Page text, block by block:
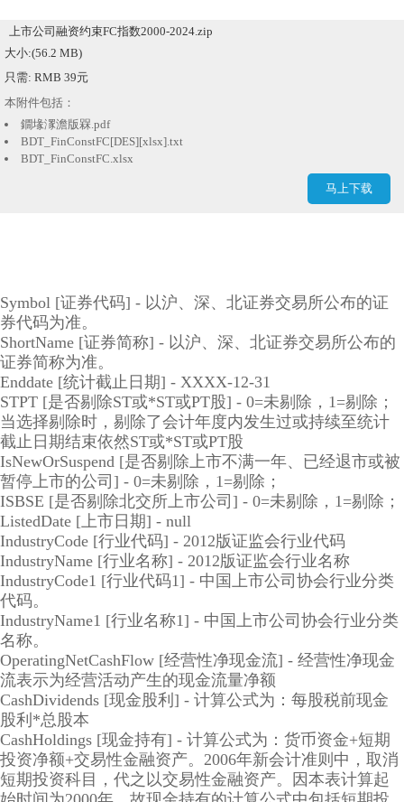
上市公司融资约束FC指数2000-2024.zip
大小:(56.2 MB)
只需: RMB 39元
马上下载
本附件包括：
鐗堟潈澹版槑.pdf
BDT_FinConstFC[DES][xlsx].txt
BDT_FinConstFC.xlsx
Symbol [证券代码] - 以沪、深、北证券交易所公布的证
券代码为准。
ShortName [证券简称] - 以沪、深、北证券交易所公布的
证券简称为准。
Enddate [统计截止日期] - XXXX-12-31
STPT [是否剔除ST或*ST或PT股] - 0=未剔除，1=剔除；
当选择剔除时，剔除了会计年度内发生过或持续至统计
截止日期结束依然ST或*ST或PT股
IsNewOrSuspend [是否剔除上市不满一年、已经退市或被
暂停上市的公司] - 0=未剔除，1=剔除；
ISBSE [是否剔除北交所上市公司] - 0=未剔除，1=剔除；
ListedDate [上市日期] - null
IndustryCode [行业代码] - 2012版证监会行业代码
IndustryName [行业名称] - 2012版证监会行业名称
IndustryCode1 [行业代码1] - 中国上市公司协会行业分类
代码。
IndustryName1 [行业名称1] - 中国上市公司协会行业分类
名称。
OperatingNetCashFlow [经营性净现金流] - 经营性净现金
流表示为经营活动产生的现金流量净额
CashDividends [现金股利] - 计算公式为：每股税前现金
股利*总股本
CashHoldings [现金持有] - 计算公式为：货币资金+短期
投资净额+交易性金融资产。2006年新会计准则中，取消
短期投资科目，代之以交易性金融资产。因本表计算起